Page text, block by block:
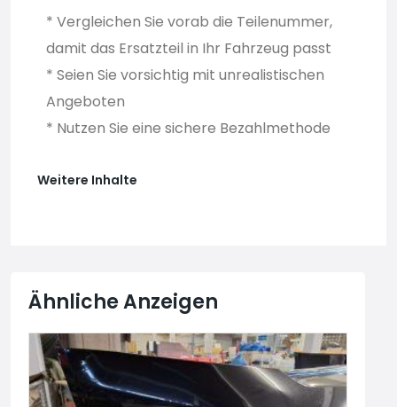
* Vergleichen Sie vorab die Teilenummer,
damit das Ersatzteil in Ihr Fahrzeug passt
* Seien Sie vorsichtig mit unrealistischen
Angeboten
* Nutzen Sie eine sichere Bezahlmethode
Weitere Inhalte
Ähnliche Anzeigen